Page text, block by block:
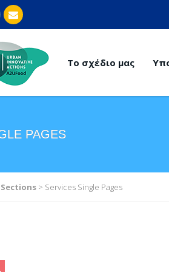
Το σχέδιο μας
PAGES
Sections > Services Single Pages